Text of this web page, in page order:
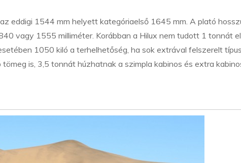
eddigi 1544 mm helyett kategóriaelső 1645 mm. A plató
vagy 1555 milliméter. Korábban a Hilux nem tudott 1 tonnát
1050 kiló a terhelhetőség, ha sok extrával felszerelt
is, 3,5 tonnát húzhatnak a szimpla kabinos és extra